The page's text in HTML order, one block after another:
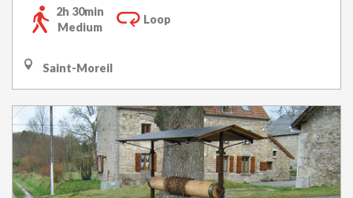
2h 30min
Medium
Loop
Saint-Moreil